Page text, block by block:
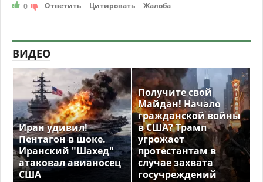
0 Ответить Цитировать Жалоба
ВИДЕО
Иран удивил!
Пентагон в шоке.
Иранский "Шахед"
атаковал авианосец
США
Получите свой
Майдан! Начало
гражданской войны
в США? Трамп
угрожает
протестантам в
случае захвата
госучреждений